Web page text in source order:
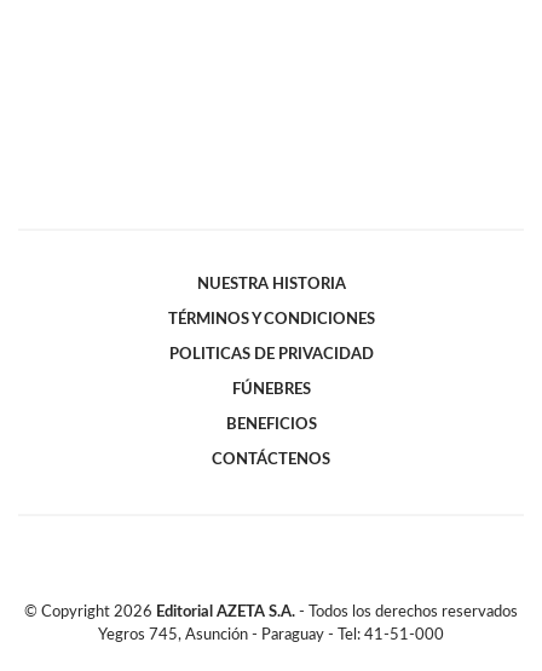
NUESTRA HISTORIA
TÉRMINOS Y CONDICIONES
POLITICAS DE PRIVACIDAD
FÚNEBRES
BENEFICIOS
CONTÁCTENOS
© Copyright 2026 Editorial AZETA S.A. - Todos los derechos reservados
Yegros 745, Asunción - Paraguay - Tel: 41-51-000